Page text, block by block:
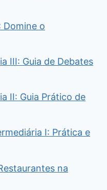
Domine o
III: Guia de Debates
II: Guia Prático de
I: Prática e
na